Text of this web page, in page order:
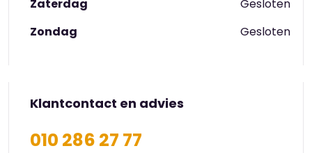
Zaterdag
Gesloten
Zondag
Gesloten
Klantcontact en advies
010 286 27 77